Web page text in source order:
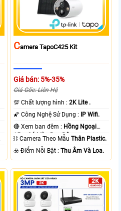
CAmera TapoC425 Kit
Giá bán: 5%-35%
Giá Gốc: Liên Hệ
💯 Chất lượng hình :2K Lite .
🌠 Công Nghệ Sử Dụng :
IP Wifi.
🔴 Xem ban đêm : Hồng Ngoại
15m Có Màu Ban Ðêm.
⛓ Camera Theo MẫuThân Plastic.
️☣️ Điểm Nỗi Bật :Thu Âm Và Loa.